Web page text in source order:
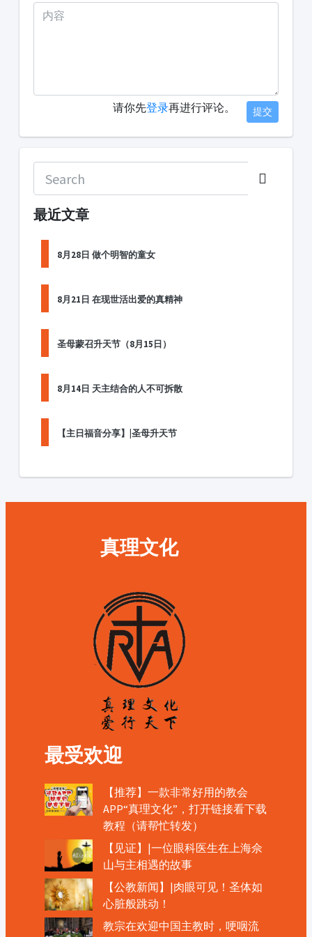
请你先登录再进行评论。 提交
最近文章
8月28日 做个明智的童女
8月21日 在现世活出爱的真精神
圣母蒙召升天节（8月15日）
8月14日 天主结合的人不可拆散
【主日福音分享】|圣母升天节
真理文化
最受欢迎
【推荐】一款非常好用的教会
APP“真理文化”，打开链接看下载
教程（请帮忙转发）
【见证】|一位眼科医生在上海佘
山与主相遇的故事
【公教新闻】|肉眼可见！圣体如
心脏般跳动！
教宗在欢迎中国主教时，哽咽流